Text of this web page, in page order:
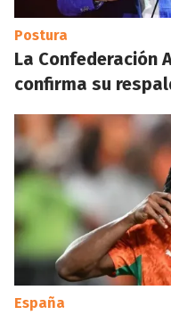
Postura
La Confederación
confirma su
España